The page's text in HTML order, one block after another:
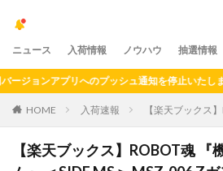
ニュース 入荷情報 ノウハウ 抽選情報
アプリへのプッシュ通知を停止いたします。）
HOME 入荷速報 【楽天ブックス
【楽天ブックス】ROBOT魂 『